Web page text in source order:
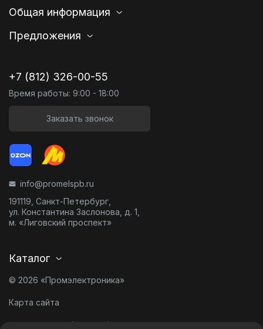
Общая информация
Предложения
+7 (812) 326-00-55
Время работы: 9:00 - 18:00
Заказать звонок
info@promelspb.ru
191119, Санкт-Петербург,
ул. Константина Заслонова, д. 1,
м. «Лиговский проспект»
Каталог
© 2026 «Промэлектроника»
Карта сайта